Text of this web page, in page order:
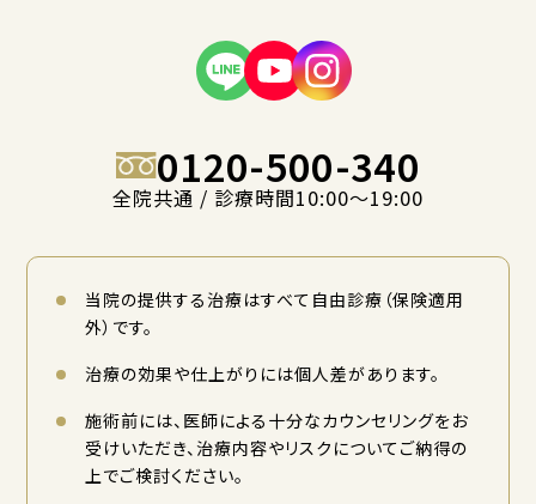
0120-500-340
全院共通 / 診療時間10:00〜19:00
当院の提供する治療はすべて自由診療（保険適用
外）です。
治療の効果や仕上がりには個人差があります。
施術前には、医師による十分なカウンセリングをお
受けいただき、治療内容やリスクについてご納得の
上でご検討ください。